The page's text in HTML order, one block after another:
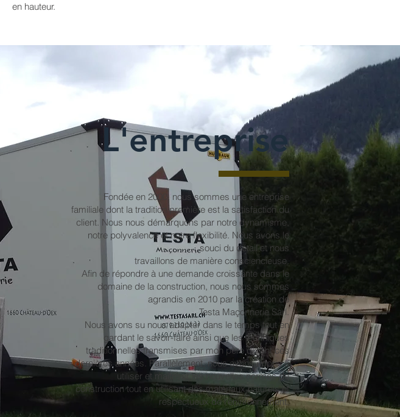
en hauteur.
L'entreprise
Fondée en 2000, nous sommes une entreprise
familiale dont la tradition première est la satisfaction du
client. Nous nous démarquons par notre dynamisme,
notre polyvalence et notre flexibilité. Nous avons le
souci du détail et nous
travaillons de manière consciencieuse.
​Afin de répondre à une demande croissante dans le
domaine de la construction, nous nous sommes
agrandis en 2010 par la création de
Testa Maçonnerie Sàrl.
Nous avons su nous adapter dans le temps tout en
gardant le savoir-faire ainsi que les techniques
traditionnelles transmises par mon père durant ces
dernières années. Parallèlement, nous avons appris à
utiliser et maîtriser les nouvelles normes de
construction tout en utilisant des matériaux naturels et
respectueux de l’environnement.